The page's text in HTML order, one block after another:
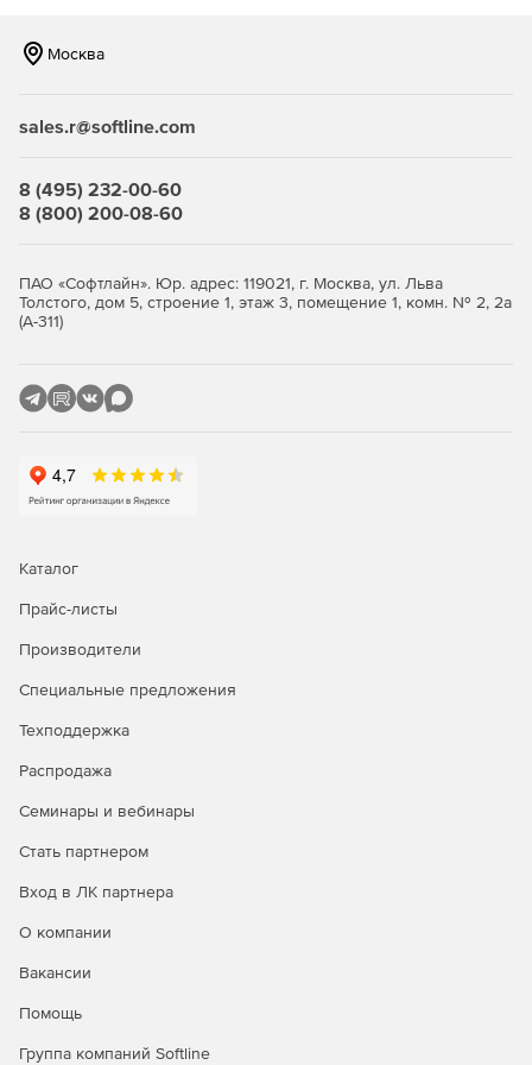
спецификация элементов, групповая спецификация,
изменить и настроить вид выгружаемой спецификации.
Москва
sales.r@softline.com
8 (495) 232-00-60
8 (800) 200-08-60
ПАО «Софтлайн». Юр. адрес: 119021, г. Москва, ул. Льва
Толстого, дом 5, строение 1, этаж 3, помещение 1, комн. № 2, 2а
(А-311)
Каталог
Прайс-листы
Производители
Специальные предложения
Техподдержка
Распродажа
Семинары и вебинары
Стать партнером
Вход в ЛК партнера
О компании
Вакансии
Помощь
Группа компаний Softline